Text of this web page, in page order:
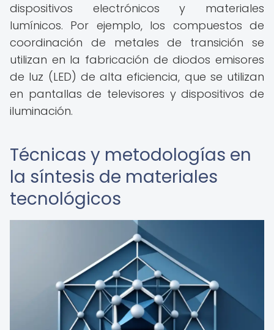
dispositivos electrónicos y materiales
lumínicos. Por ejemplo, los compuestos de
coordinación de metales de transición se
utilizan en la fabricación de diodos emisores
de luz (LED) de alta eficiencia, que se utilizan
en pantallas de televisores y dispositivos de
iluminación.
Técnicas y metodologías en
la síntesis de materiales
tecnológicos